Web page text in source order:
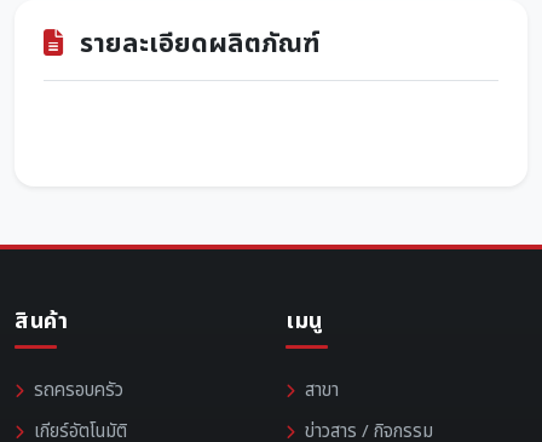
รายละเอียดผลิตภัณฑ์
สินค้า
รถครอบครัว
เกียร์อัตโนมัติ
เมนู
สาขา
ข่าวสาร / กิจกรรม